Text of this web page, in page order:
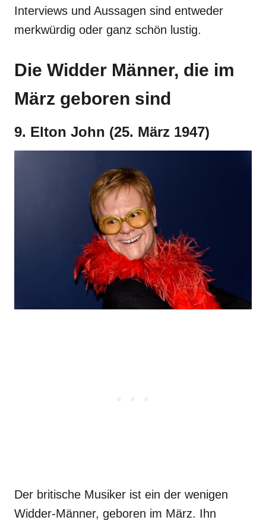
Interviews und Aussagen sind entweder
merkwürdig oder ganz schön lustig.
Die Widder Männer, die im
März geboren sind
9. Elton John (25. März 1947)
Der britische Musiker ist ein der wenigen
Widder-Männer, geboren im März. Ihn